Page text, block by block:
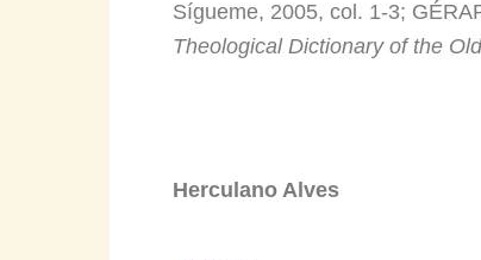
Sígueme, 2005, col. 1-3;
Theological Dictionary of the
Herculano Alves